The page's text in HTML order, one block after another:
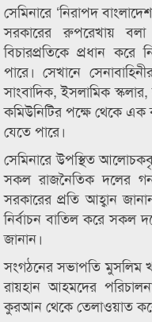
সেমিনারে ‘নিরাপদ
সরকারের রুপরেখায়
বিচারপ্রতিকে প্রধান করে
পারে। সেখানে
সাংবাদিক, ইসলামিক স্কলার,
কমিউনিটির পক্ষে থেকে
যেতে পারে।
সেমিনারে উপস্থিত
সকল রাজনৈতিক দলের
সরকারের প্রতি আহ্বান
নির্বাচন বাতিল করে সকল
জানান।
সংগঠনের সভাপতি মুসলিম
রায়হান আহমদের
কুরআন থেকে তেলাওয়াত